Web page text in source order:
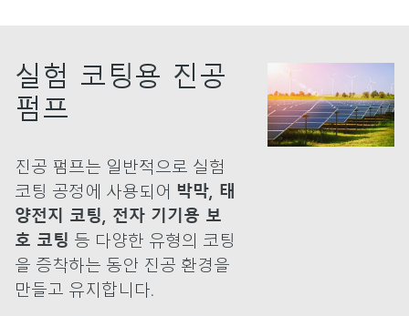
실험 코팅용 진공
펌프
진공 펌프는 일반적으로 실험
코팅 공정에 사용되어 박막, 태
양전지 코팅, 전자 기기용 보
호 코팅 등 다양한 유형의 코팅
을 증착하는 동안 진공 환경을
만들고 유지합니다.